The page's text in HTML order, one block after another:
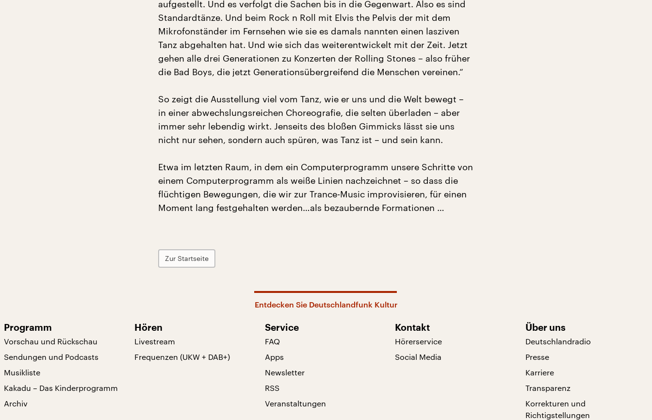
aufgestellt. Und es verfolgt die Sachen bis in die Gegenwart. Also es sind
Standardtänze. Und beim Rock n Roll mit Elvis the Pelvis der mit dem
Mikrofonständer im Fernsehen wie sie es damals nannten einen lasziven
Tanz abgehalten hat. Und wie sich das weiterentwickelt mit der Zeit. Jetzt
gehen alle drei Generationen zu Konzerten der Rolling Stones – also früher
die Bad Boys, die jetzt Generationsübergreifend die Menschen vereinen.“
So zeigt die Ausstellung viel vom Tanz, wie er uns und die Welt bewegt –
in einer abwechslungsreichen Choreografie, die selten überladen – aber
immer sehr lebendig wirkt. Jenseits des bloßen Gimmicks lässt sie uns
nicht nur sehen, sondern auch spüren, was Tanz ist – und sein kann.
Etwa im letzten Raum, in dem ein Computerprogramm unsere Schritte von
einem Computerprogramm als weiße Linien nachzeichnet – so dass die
flüchtigen Bewegungen, die wir zur Trance-Music improvisieren, für einen
Moment lang festgehalten werden…als bezaubernde Formationen …
Zur Startseite
Entdecken Sie Deutschlandfunk Kultur
Programm
Vorschau und Rückschau
Sendungen und Podcasts
Musikliste
Kakadu – Das Kinderprogramm
Archiv
Hören
Livestream
Frequenzen (UKW + DAB+)
Service
FAQ
Apps
Newsletter
RSS
Veranstaltungen
Kontakt
Hörerservice
Social Media
Über uns
Deutschlandradio
Presse
Karriere
Transparenz
Korrekturen und
Richtigstellungen